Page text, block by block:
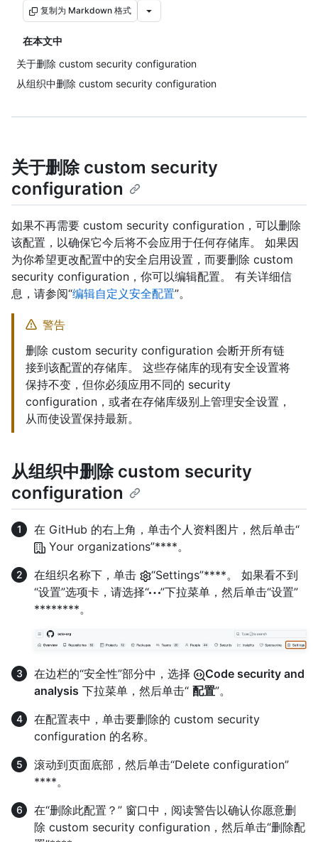
复制为 Markdown 格式
在本文中
关于删除 custom security configuration
从组织中删除 custom security configuration
关于删除 custom security
configuration
如果不再需要 custom security configuration，可以删除
该配置，以确保它今后将不会应用于任何存储库。 如果因
为你希望更改配置中的安全启用设置，而要删除 custom
security configuration，你可以编辑配置。 有关详细信
息，请参阅“编辑自定义安全配置”。
警告
删除 custom security configuration 会断开所有链
接到该配置的存储库。 这些存储库的现有安全设置将
保持不变，但你必须应用不同的 security
configuration，或者在存储库级别上管理安全设置，
从而使设置保持最新。
从组织中删除 custom security
configuration
在 GitHub 的右上角，单击个人资料图片，然后单击“
Your organizations”****。
在组织名称下，单击
“Settings”****。 如果看不到
“设置”选项卡，请选择“
”下拉菜单，然后单击“设置”
********。
在边栏的“安全性”部分中，选择
Code security and
analysis 下拉菜单，然后单击“ 配置”。
在配置表中，单击要删除的 custom security
configuration 的名称。
滚动到页面底部，然后单击“Delete configuration”
****。
在“删除此配置？” 窗口中，阅读警告以确认你愿意删
除 custom security configuration，然后单击“删除配